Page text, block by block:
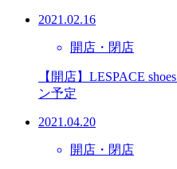
2021.02.16
開店・閉店
【開店】LESPACE
ン予定
2021.04.20
開店・閉店